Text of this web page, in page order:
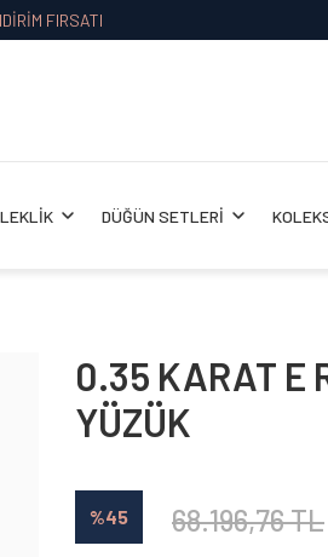
FIRSATI
DÜĞÜN SETLERİ
0.35 KARAT E
YÜZÜK
%45 68.196,76 TL